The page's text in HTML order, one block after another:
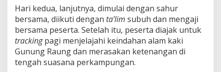
s
i
N
y
a
t
a
Hari kedua, lanjutnya, dimulai dengan sahur
bersama, diikuti dengan ta’lim subuh dan mengaji
bersama peserta. Setelah itu, peserta diajak untuk
trackingpagi menjelajahi keindahan alam kaki
Gunung Raung dan merasakan ketenangan di
tengah suasana perkampungan.